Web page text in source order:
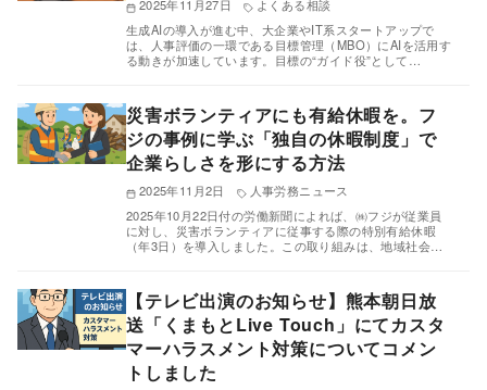
2025年11月27日
よくある相談
生成AIの導入が進む中、大企業やIT系スタートアップで
は、人事評価の一環である目標管理（MBO）にAIを活用す
る動きが加速しています。目標の“ガイド役”として…
災害ボランティアにも有給休暇を。フ
ジの事例に学ぶ「独自の休暇制度」で
企業らしさを形にする方法
2025年11月2日
人事労務ニュース
2025年10月22日付の労働新聞によれば、㈱フジが従業員
に対し、災害ボランティアに従事する際の特別有給休暇
（年3日）を導入しました。この取り組みは、地域社会…
【テレビ出演のお知らせ】熊本朝日放
送「くまもとLive Touch」にてカスタ
マーハラスメント対策についてコメン
トしました